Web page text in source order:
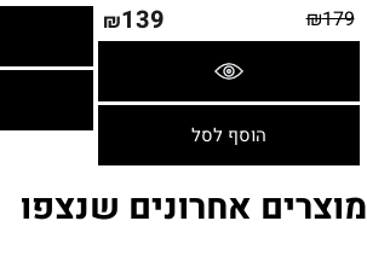
₪179
₪139
הוסף לסל
מוצרים אחרונים שנצפו